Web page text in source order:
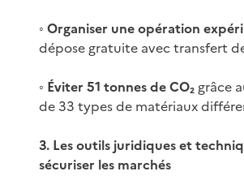
◦ Organiser une opération
dépose gratuite avec transfert
◦ Éviter 51 tonnes de CO₂ grâce
de 33 types de matériaux
3. Les outils juridiques et
sécuriser les marchés